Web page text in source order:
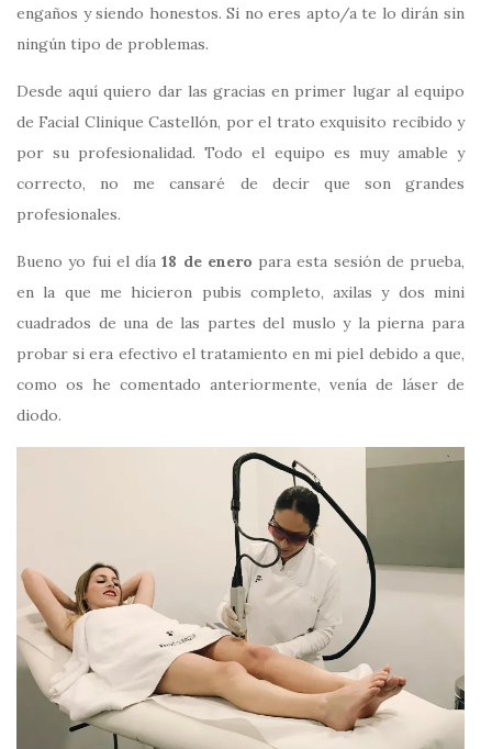
engaños y siendo honestos. Si no eres apto/a te lo dirán sin
ningún tipo de problemas.
Desde aquí quiero dar las gracias en primer lugar al equipo
de Facial Clinique Castellón, por el trato exquisito recibido y
por su profesionalidad. Todo el equipo es muy amable y
correcto, no me cansaré de decir que son grandes
profesionales.
Bueno yo fui el día18 de enero para esta sesión de prueba,
en la que me hicieron pubis completo, axilas y dos mini
cuadrados de una de las partes del muslo y la pierna para
probar si era efectivo el tratamiento en mi piel debido a que,
como os he comentado anteriormente, venía de láser de
diodo.